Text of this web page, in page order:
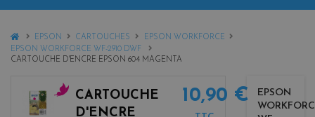
HOMEEPSON CARTOUCHES
EPSON WORKFORCE
EPSON WORKFORCE WF-2910 DWF
CARTOUCHE D'ENCRE EPSON 604 MAGENTA
CARTOUCHE
D'ENCRE
10,90 €
EPSON